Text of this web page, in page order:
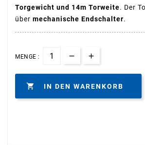
Torgewicht und 14m Torweite. Der
über mechanische Endschalter.
MENGE :
 IN DEN WARENKORB